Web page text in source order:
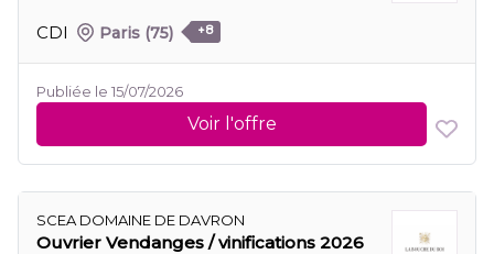
CDI Paris (75) +8
Publiée le 15/07/2026
Voir l'offre
SCEA DOMAINE DE DAVRON
Ouvrier Vendanges / vinifications 2026